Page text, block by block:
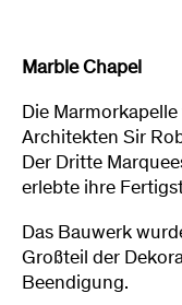
Marble Chapel
Die
Architekten Sir
Der Dritte
erlebte ihre
Das Bauwerk
Großteil der
Beendigung.